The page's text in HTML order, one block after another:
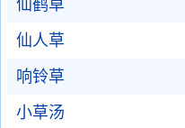
仙鹤草
仙人草
响铃草
小草汤